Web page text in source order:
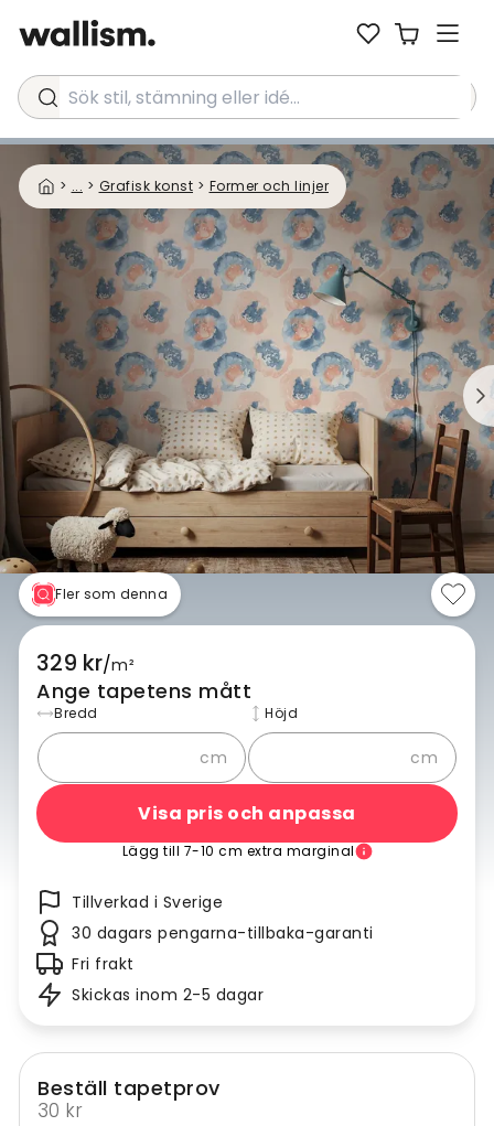
Sök stil, stämning eller idé...
> ... > Grafisk konst > Former och linjer
Fler som denna
329 kr/m²
Ange tapetens mått
Bredd
cm
Höjd
cm
Visa pris och anpassa
Lägg till 7-10 cm extra marginal
Tillverkad i Sverige
30 dagars pengarna-tillbaka-garanti
Fri frakt
Skickas inom 2-5 dagar
Beställ tapetprov
30 kr